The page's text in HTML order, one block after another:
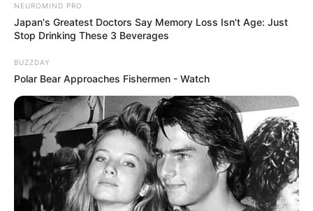
NEUROMIND PRO
Japan's Greatest Doctors Say Memory Loss Isn't Age: Just
Stop Drinking These 3 Beverages
BUZZDAY
Polar Bear Approaches Fishermen - Watch